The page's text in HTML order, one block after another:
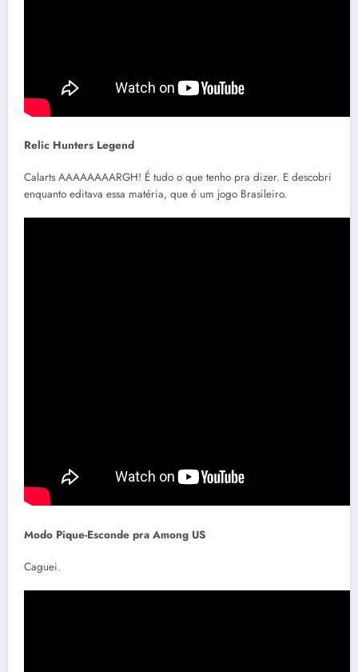
Relic Hunters Legend
Calarts AAAAAAAARGH! É tudo o que tenho pra dizer. E descobri
enquanto editava essa matéria, que é um jogo Brasileiro.
Modo Pique-Esconde pra Among US
Caguei.